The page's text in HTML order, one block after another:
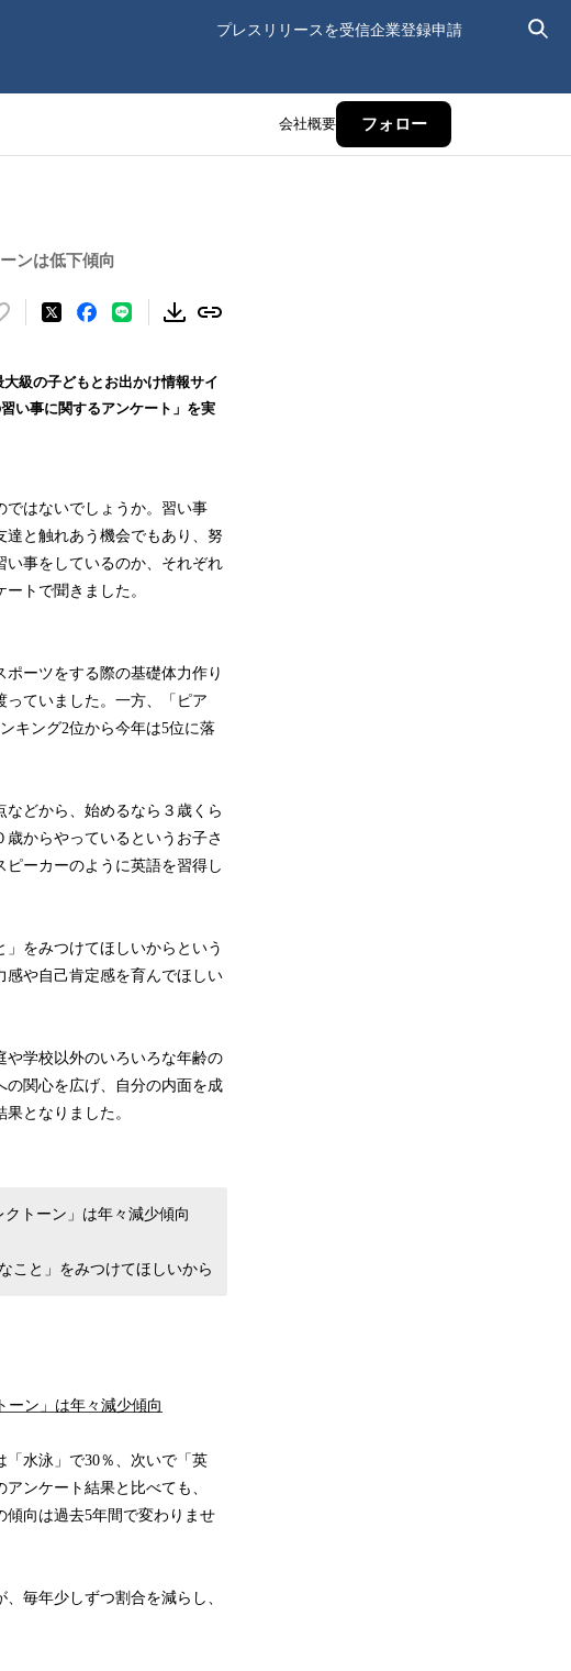
プレスリリースを受信企業登録申請
会社概要 フォロー
ンは低下傾向
で
級の子どもとお出かけ情報サイ
い事に関するアンケート」を実
ではないでしょうか。習い事
と触れあう機会でもあり、努
い事をしているのか、それぞれ
トで聞きました。
ーツをする際の基礎体力作り
ていました。一方、「ピア
キング2位から今年は5位に落
どから、始めるなら３歳くら
からやっているというお子さ
ーカーのように英語を習得し
をみつけてほしいからという
感や自己肯定感を育んでほしい
や学校以外のいろいろな年齢の
の関心を広げ、自分の内面を成
となりました。
トーン」は年々減少傾向
こと」をみつけてほしいから
ーン」は年々減少傾向
水泳」で30％、次いで「英
ンケート結果と比べても、
傾向は過去5年間で変わりませ
毎年少しずつ割合を減らし、